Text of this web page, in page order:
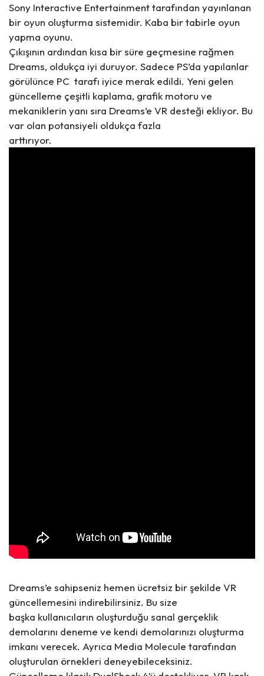
Sony Interactive Entertainment tarafından yayınlanan
bir oyun oluşturma sistemidir. Kaba bir tabirle oyun
yapma oyunu.
Çıkışının ardından kısa bir süre geçmesine rağmen
Dreams, oldukça iyi duruyor. Sadece PS’da yapılanlar
görülünce PC tarafı iyice merak edildi. Yeni gelen
güncelleme çeşitli kaplama, grafik motoru ve
mekaniklerin yanı sıra Dreams’e VR desteği ekliyor. Bu
var olan potansiyeli oldukça fazla
arttırıyor.
Dreams’e sahipseniz hemen ücretsiz bir şekilde VR
güncellemesini indirebilirsiniz. Bu size
başka kullanıcıların oluşturduğu sanal gerçeklik
demolarını deneme ve kendi demolarınızı oluşturma
imkanı verecek. Ayrıca Media Molecule tarafından
oluşturulan örnekleri deneyebileceksiniz.